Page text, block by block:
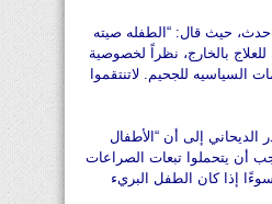
حيث قال: “الطفله صيته
بالخارج، نظراً لخصوصية
السياسيه للجحيم. لاتنتقموا
الديحاني إلى أن “الأطفال
يجب أن يتحملوا تبعات الصراعات
سوءًا إذا كان الطفل البريء